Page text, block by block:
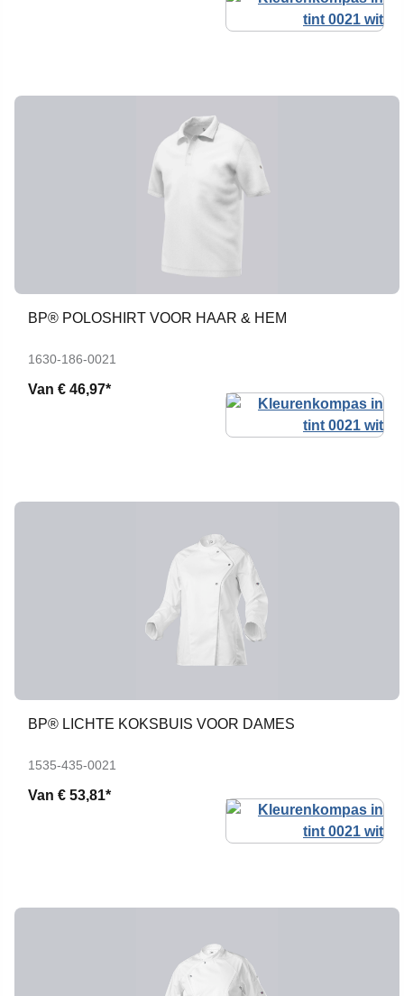
BP® POLOSHIRT VOOR HAAR & HEM
1630-186-0021
Van € 46,97*
BP® LICHTE KOKSBUIS VOOR DAMES
1535-435-0021
Van € 53,81*